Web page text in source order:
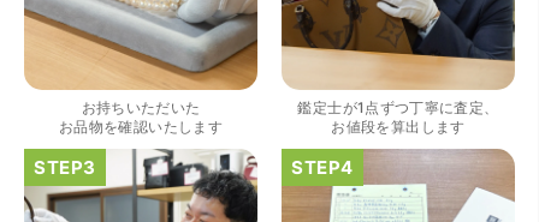
（大阪府大阪市）きれいにして頂いたうえで質入れ金額を
出していただいたのが初めてで感動しました。
お持ちいただいた
お品物を確認いたします
鑑定士が1点ずつ丁寧に査定、
お値段を算出します